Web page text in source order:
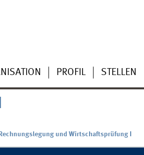
PROFIL STELLEN
und Wirtschaftsprüfung I